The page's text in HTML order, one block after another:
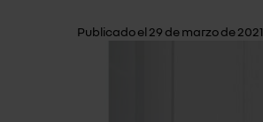
Publicado el 29 de marzo de 2021